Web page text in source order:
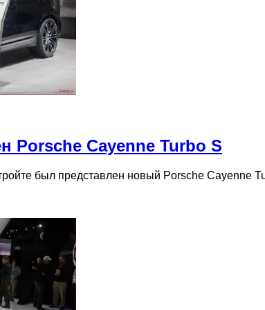
Porsche Cayenne Turbo S
был представлен новый Porsche Cayenne